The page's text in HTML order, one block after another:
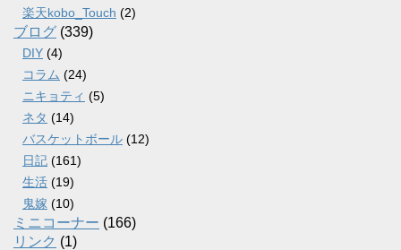
楽天kobo_Touch (2)
ブログ (339)
DIY (4)
コラム (24)
ニキョティ (5)
ネタ (14)
バスケットボール (12)
日記 (161)
生活 (19)
鬼嫁 (10)
ミニコーナー (166)
リンク (1)